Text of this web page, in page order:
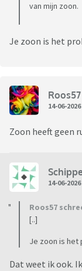
van mijn zoon.
Je zoon is het
Roos57
14-06-2026
Zoon heeft geen
14-06-2026
Roos57
[..]
Je zoon is het
Dat weet ik ook.